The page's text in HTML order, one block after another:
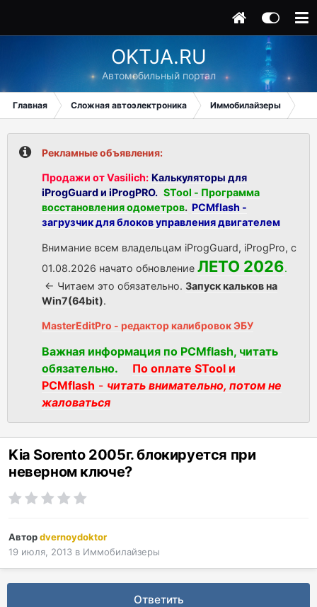
OKTJA.RU
Автомобильный портал
Главная Сложная автоэлектроника Иммобилайзеры
Рекламные объявления:
Продажи от Vasilich: Калькуляторы для
iProgGuard и iProgPRO. STool - Программа
восстановления одометров. PCMflash -
загрузчик для блоков управления двигателем
Внимание всем владельцам iProgGuard, iProgPro, с
01.08.2026 начато обновление ЛЕТО 2026.
<- Читаем это обязательно. Запуск кальков на
Win7(64bit).
MasterEditPro - редактор калибровок ЭБУ
Важная информация по PCMflash, читать
обязательно.
По оплате STool и
PCMflash - читать внимательно, потом не
жаловаться
Kia Sorento 2005г. блокируется при
неверном ключе?
Авторdvernoydoktor
19 июля, 2013 в Иммобилайзеры
Ответить